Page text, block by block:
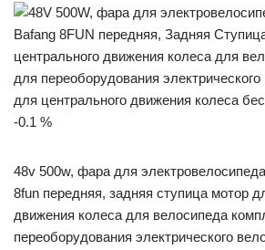
-0.1 %
48v 500w, фара для
8fun передняя, задняя ступица мотор
движения колеса для велосипеда
переоборудования электрического